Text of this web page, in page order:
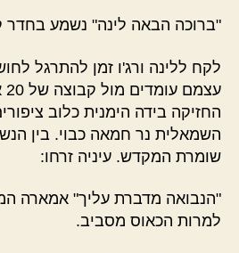
"ברוכה הבאה לינה" נשמע בחדר
לקח ללינה ורג'ו זמן להתרגל
החזיקה בידה הימנית כלוב
השמאלית נר חמאה כבוי. בין
שומרת המקדש. עיניה זרחו:
"הנבואה מדברת עליך" אמארה
למרות הכאוס מסביב.